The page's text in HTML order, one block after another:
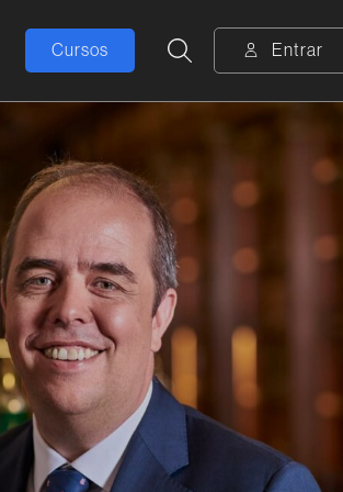
Cursos Buscar Entrar